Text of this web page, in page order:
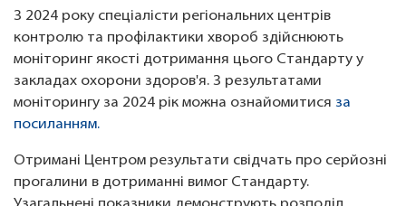
З 2024 року спеціалісти регіональних центрів
контролю та профілактики хвороб здійснюють
моніторинг якості дотримання цього Стандарту у
закладах охорони здоров'я. З результатами
моніторингу за 2024 рік можна ознайомитися за
посиланням.
Отримані Центром результати свідчать про серйозні
прогалини в дотриманні вимог Стандарту.